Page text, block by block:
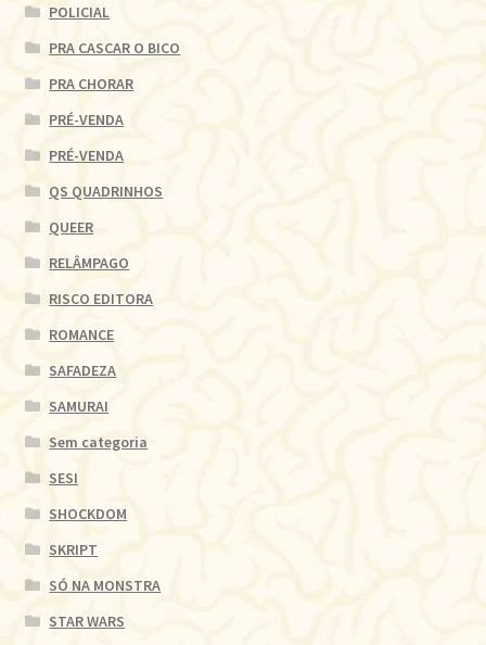
POLICIAL
PRA CASCAR O BICO
PRA CHORAR
PRÉ-VENDA
PRÉ-VENDA
QS QUADRINHOS
QUEER
RELÂMPAGO
RISCO EDITORA
ROMANCE
SAFADEZA
SAMURAI
Sem categoria
SESI
SHOCKDOM
SKRIPT
SÓ NA MONSTRA
STAR WARS